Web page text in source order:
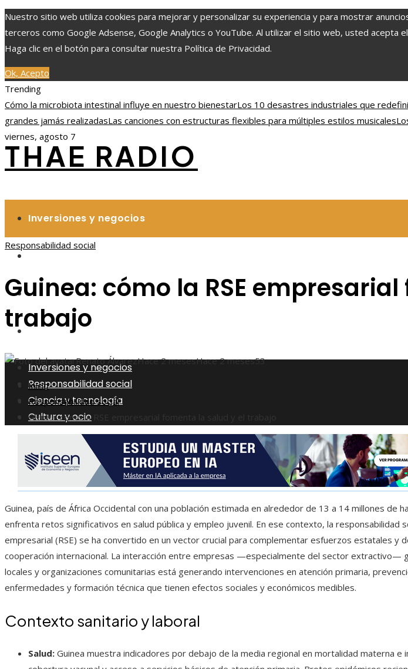
Nuestro sitio web utiliza cookies para mejorar y personalizar su experiencia y para mostrar
terceros como Google Adsense, Google Analytics o YouTube. Al utilizar el sitio web, usted acepta
Haga clic en el botón para consultar nuestra Política de Privacidad.
Ok, Acepto
Trending
Cómo la microbiota intestinal influye en nuestro bienestarLos 10 desastres industriales que
grandes jamás realizadasLas canciones con estructuras flexibles para múltiples estilos musicales
viernes, agosto 7
THAE RADIO
Inversiones y negocios
Ciencia y tecnología
Cultura y ocio
Inversiones y negocios
Responsabilidad social
Ciencia y tecnología
Cultura y ocio
Responsabilidad social
Guinea: cómo la RSE
trabajo
Renato ÁlvarezHace 2 mesesHace 2 meses53
Inicio
Responsabilidad social
Guinea: cómo la RSE empresarial fomenta la salud y el trabajo
Guinea, país de África Occidental con una población estimada en alrededor de 13 a 14 millones de
enfrenta retos significativos en salud pública y empleo juvenil. En ese contexto, la responsabilidad
empresarial (RSE) se ha convertido en un vector crucial para complementar esfuerzos estatales y
cooperación internacional. La interacción entre empresas —especialmente del sector extractivo—
locales y organizaciones comunitarias está generando intervenciones en atención primaria,
enfermedades y formación técnica que tienen efectos sociales y económicos medibles.
Contexto sanitario y laboral
Salud: Guinea muestra indicadores por debajo de la media regional en mortalidad materna e